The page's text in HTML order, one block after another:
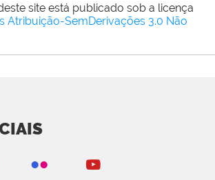
site está publicado sob a licença
Atribuição-SemDerivações 3.0 Não